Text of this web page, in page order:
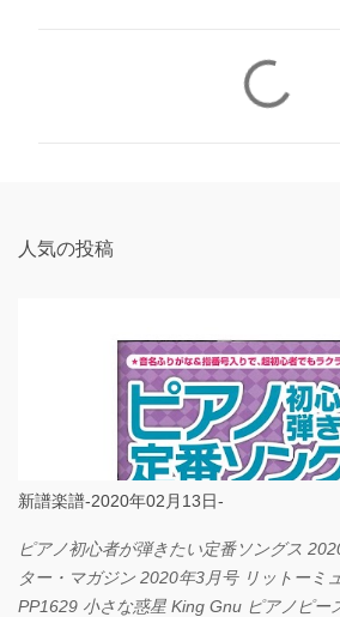
人気の投稿
新譜楽譜-2020年02月13日-
ピアノ初心者が弾きたい定番ソングス
ター・マガジン 2020年3月号 リットー
PP1629 小さな惑星 King Gnu ピアノピ